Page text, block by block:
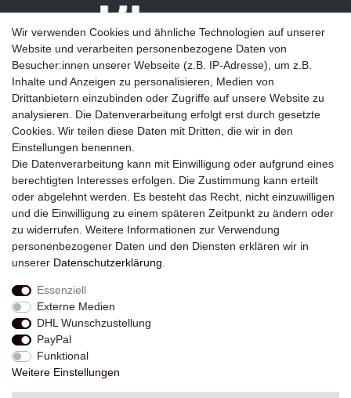
Newsletter
E-MAIL **
Einwilligung kann ich jederzeit widerrufen.**
Abonnieren
Widerrufs­recht
Daten­schutz­erklärung
Wir verwenden Cookies und ähnliche Technologien auf unserer
Website und verarbeiten personenbezogene Daten von
Besucher:innen unserer Webseite (z.B. IP-Adresse), um z.B.
Inhalte und Anzeigen zu personalisieren, Medien von
Drittanbietern einzubinden oder Zugriffe auf unsere Website zu
analysieren. Die Datenverarbeitung erfolgt erst durch gesetzte
Cookies. Wir teilen diese Daten mit Dritten, die wir in den
Einstellungen benennen.
Die Datenverarbeitung kann mit Einwilligung oder aufgrund eines
berechtigten Interesses erfolgen. Die Zustimmung kann erteilt
oder abgelehnt werden. Es besteht das Recht, nicht einzuwilligen
und die Einwilligung zu einem späteren Zeitpunkt zu ändern oder
zu widerrufen. Weitere Informationen zur Verwendung
personenbezogener Daten und den Diensten erklären wir in
unserer Daten­schutz­erklärung
Essenziell
Externe Medien
DHL Wunschzustellung
PayPal
Funktional
Weitere Einstellungen